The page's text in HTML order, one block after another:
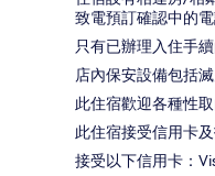
致電預訂確認中的
只有已辦理入住手
店內保安設備包括
此住宿歡迎各種性取
此住宿接受信用卡
接受以下信用卡：